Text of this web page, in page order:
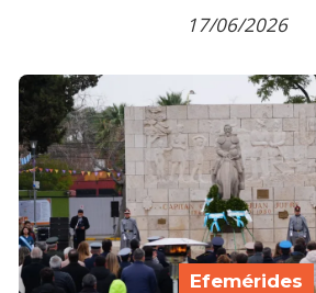
17/06/2026
Efemérides